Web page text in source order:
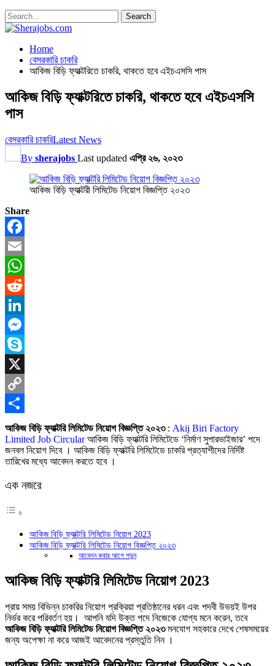
Home
বেসরকারি চাকরি
আকিজ বিড়ি ফ্যাক্টরিতে চাকরি, থাকতে হবে এইচএসসি পাস
আকিজ বিড়ি ফ্যাক্টরিতে চাকরি, থাকতে হবে এইচএসসি
পাস
বেসরকারি চাকরিLatest News
By sherajobs Last updated এপ্রি ২৬, ২০২৩
আকিজ বিড়ি ফ্যাক্টরী লিমিটেড নিয়োগ বিজ্ঞপ্তি ২০২৩
Share
Facebook
Email
WhatsApp
Reddit
LinkedIn
Messenger
Skype
X
Copy
Link
Share
আকিজ বিড়ি ফ্যাক্টরি লিমিটেড নিয়োগ বিজ্ঞপ্তি ২০২৩: Akij Biri Factory
Limited Job Circularআকিজ বিড়ি ফ্যাক্টরি লিমিটেডে ‘নির্মাণ সুপারভাইজার’ পদে
জনবল নিয়োগ দিবে । আকিজ বিড়ি ফ্যাক্টরি লিমিটেডে চাকরি প্রত্যাশীদের নির্দিষ্ট
তারিখের মধ্যে আবেদন করতে হবে ।
এক নজরে
আকিজ বিড়ি ফ্যাক্টরি লিমিটেড নিয়োগ 2023
আকিজ বিড়ি ফ্যাক্টরি লিমিটেড নিয়োগ বিজ্ঞপ্তি ২০২৩
আবেদন করার আগে পড়ুন
আকিজ বিড়ি ফ্যাক্টরি লিমিটেড নিয়োগ 2023
প্রায় সময় বিভিন্ন চাকরির নিয়োগ প্রক্রিয়া প্রতিষ্ঠানের ধরন এবং পদবী উভয়ই উপর
নির্ভর করে পরিবর্তণ হয়। আপনি যদি উক্ত পদে নিজেকে যোগ্য মনে করেন, তবে
আকিজ বিড়ি ফ্যাক্টরি লিমিটেড নিয়োগ বিজ্ঞপ্তি ২০২৩মনযোগ সহকারে দেখে শেষসময়ের
জন্য অপেক্ষা না করে আজই আবেদনের প্রস্তুতি নিন ।